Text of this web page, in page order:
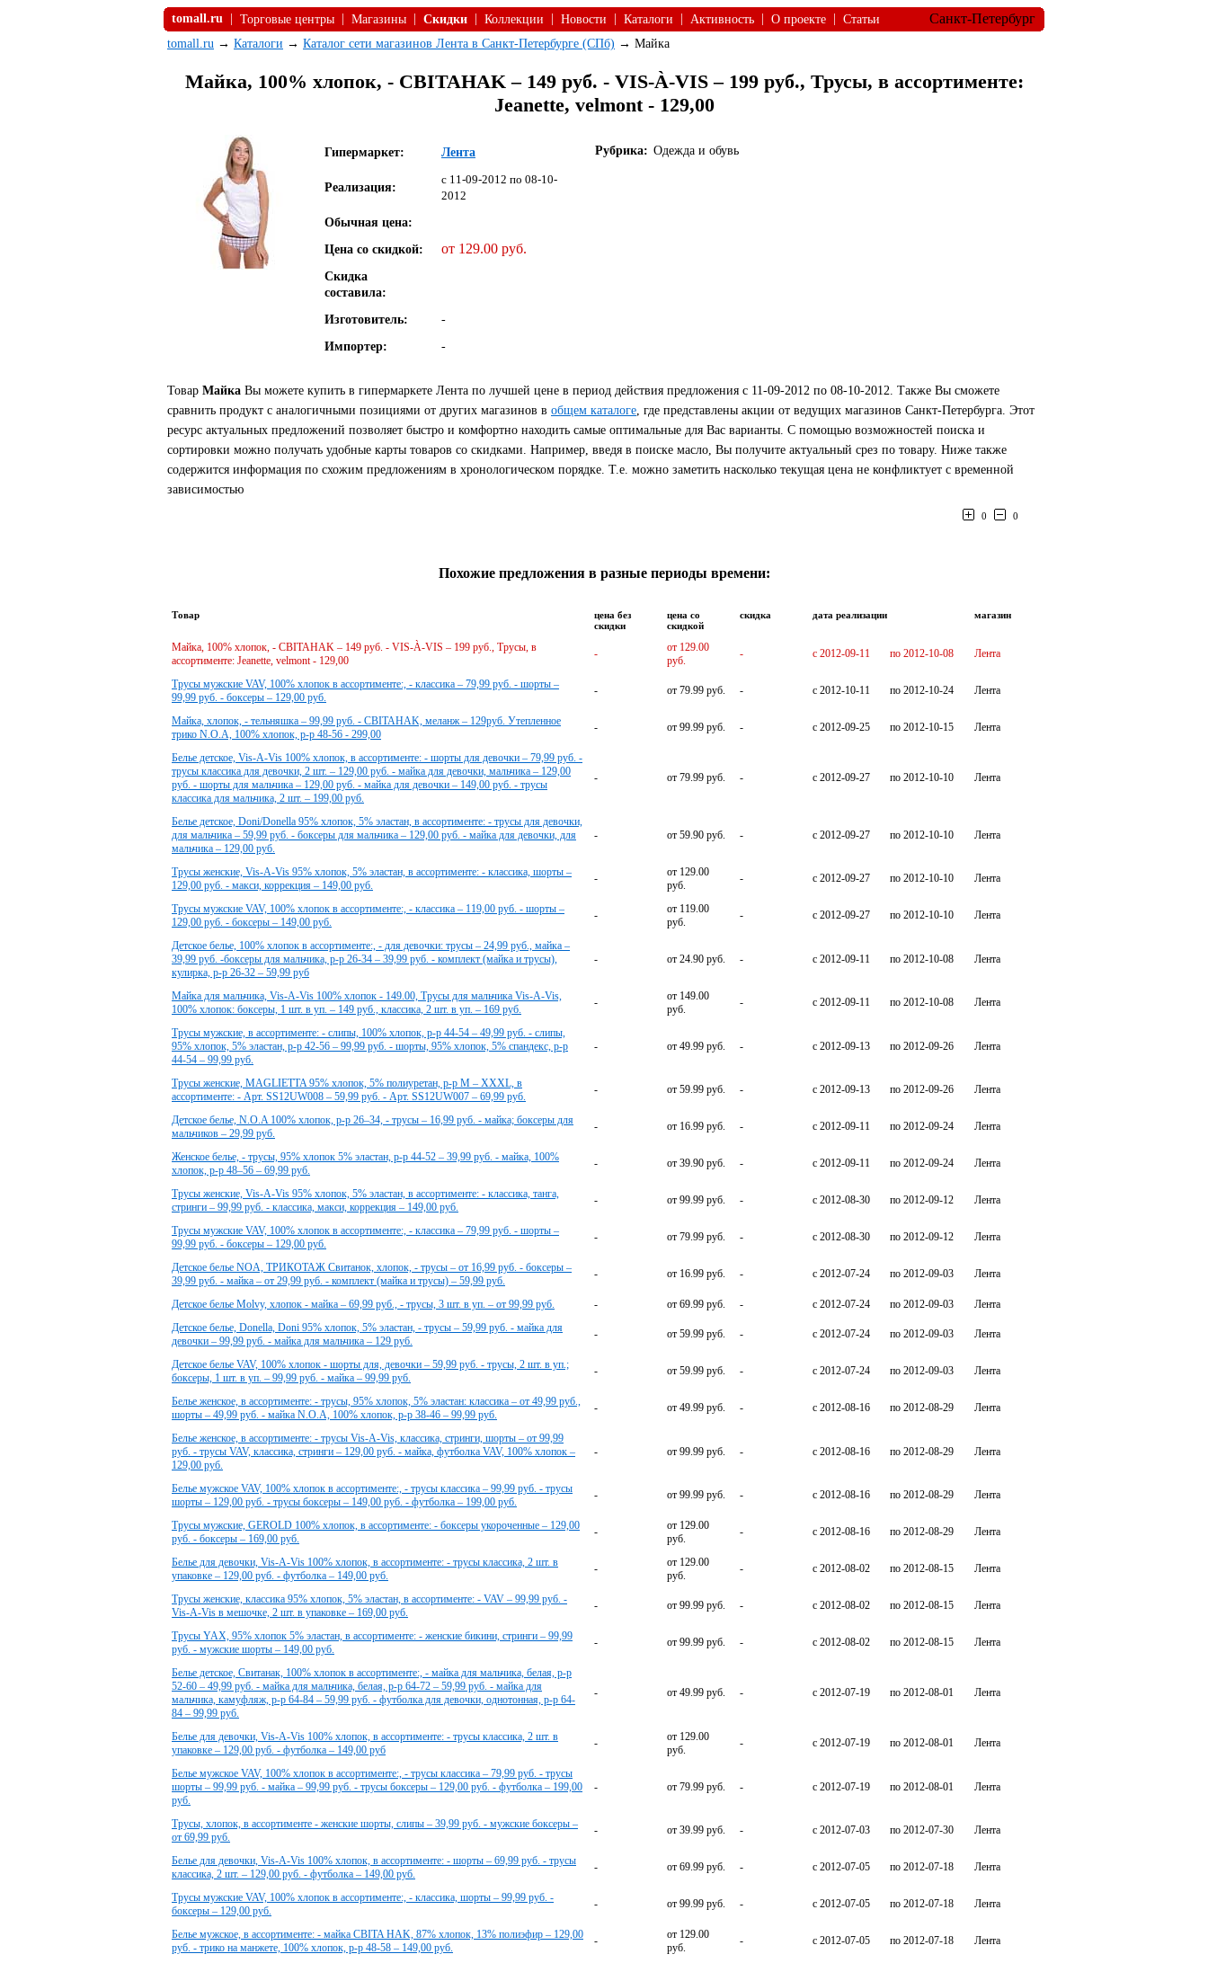
tomall.ru Торговые центры Магазины Скидки Коллекции Новости Каталоги Активность О проекте Статьи Санкт-Петербург
tomall.ru → Каталоги → Каталог сети магазинов Лента в Санкт-Петербурге (СПб) → Майка
Майка, 100% хлопок, - CBITAHAK – 149 руб. - VIS-À-VIS – 199 руб., Трусы, в ассортименте:
Jeanette, velmont - 129,00
Гипермаркет: Лента
Реализация:
c 11-09-2012 по 08-10-
2012
Обычная цена:
Цена со скидкой:
от 129.00 руб.
Скидка
составила:
Изготовитель:
-
Импортер:
-
Рубрика: Одежда и обувь
Товар Майка Вы можете купить в гипермаркете Лента по лучшей цене в период действия предложения с 11-09-2012 по 08-10-2012. Также Вы сможете
сравнить продукт с аналогичными позициями от других магазинов в общем каталоге, где представлены акции от ведущих магазинов Санкт-Петербурга. Этот
ресурс актуальных предложений позволяет быстро и комфортно находить самые оптимальные для Вас варианты. С помощью возможностей поиска и
сортировки можно получать удобные карты товаров со скидками. Например, введя в поиске масло, Вы получите актуальный срез по товару. Ниже также
содержится информация по схожим предложениям в хронологическом порядке. Т.е. можно заметить насколько текущая цена не конфликтует с временной
зависимостью
0 0
Похожие предложения в разные периоды времени:
Товар
цена без
скидки
цена со
скидкой
скидка дата реализации магазин
Майка, 100% хлопок, - CBITAHAK – 149 руб. - VIS-À-VIS – 199 руб., Трусы, в
ассортименте: Jeanette, velmont - 129,00
-
от 129.00
руб.
- c 2012-09-11 по 2012-10-08 Лента
Трусы мужские VAV, 100% хлопок в ассортименте:, - классика – 79,99 руб. - шорты –
99,99 руб. - боксеры – 129,00 руб.
- от 79.99 руб. - c 2012-10-11 по 2012-10-24 Лента
Майка, хлопок, - тельняшка – 99,99 руб. - CBITAHAK, меланж – 129руб. Утепленное
трико N.O.A, 100% хлопок, р-р 48-56 - 299,00
- от 99.99 руб. - c 2012-09-25 по 2012-10-15 Лента
Белье детское, Vis-A-Vis 100% хлопок, в ассортименте: - шорты для девочки – 79,99 руб. -
трусы классика для девочки, 2 шт. – 129,00 руб. - майка для девочки, мальчика – 129,00
руб. - шорты для мальчика – 129,00 руб. - майка для девочки – 149,00 руб. - трусы
классика для мальчика, 2 шт. – 199,00 руб.
- от 79.99 руб. - c 2012-09-27 по 2012-10-10 Лента
Белье детское, Doni/Donella 95% хлопок, 5% эластан, в ассортименте: - трусы для девочки,
для мальчика – 59,99 руб. - боксеры для мальчика – 129,00 руб. - майка для девочки, для
мальчика – 129,00 руб.
- от 59.90 руб. - c 2012-09-27 по 2012-10-10 Лента
Трусы женские, Vis-A-Vis 95% хлопок, 5% эластан, в ассортименте: - классика, шорты –
129,00 руб. - макси, коррекция – 149,00 руб.
-
от 129.00
руб.
- c 2012-09-27 по 2012-10-10 Лента
Трусы мужские VAV, 100% хлопок в ассортименте:, - классика – 119,00 руб. - шорты –
129,00 руб. - боксеры – 149,00 руб.
-
от 119.00
руб.
- c 2012-09-27 по 2012-10-10 Лента
Детское белье, 100% хлопок в ассортименте:, - для девочки: трусы – 24,99 руб., майка –
39,99 руб. -боксеры для мальчика, р-р 26-34 – 39,99 руб. - комплект (майка и трусы),
кулирка, р-р 26-32 – 59,99 руб
- от 24.90 руб. - c 2012-09-11 по 2012-10-08 Лента
Майка для мальчика, Vis-A-Vis 100% хлопок - 149.00, Трусы для мальчика Vis-A-Vis,
100% хлопок: боксеры, 1 шт. в уп. – 149 руб., классика, 2 шт. в уп. – 169 руб.
-
от 149.00
руб.
- c 2012-09-11 по 2012-10-08 Лента
Трусы мужские, в ассортименте: - слипы, 100% хлопок, р-р 44-54 – 49,99 руб. - слипы,
95% хлопок, 5% эластан, р-р 42-56 – 99,99 руб. - шорты, 95% хлопок, 5% спандекс, р-р
44-54 – 99,99 руб.
- от 49.99 руб. - c 2012-09-13 по 2012-09-26 Лента
Трусы женские, MAGLIETTA 95% хлопок, 5% полиуретан, р-р M – XXXL, в
ассортименте: - Арт. SS12UW008 – 59,99 руб. - Арт. SS12UW007 – 69,99 руб.
- от 59.99 руб. - c 2012-09-13 по 2012-09-26 Лента
Детское белье, N.O.A 100% хлопок, р-р 26–34, - трусы – 16,99 руб. - майка; боксеры для
мальчиков – 29,99 руб.
- от 16.99 руб. - c 2012-09-11 по 2012-09-24 Лента
Женское белье, - трусы, 95% хлопок 5% эластан, р-р 44-52 – 39,99 руб. - майка, 100%
хлопок, р-р 48–56 – 69,99 руб.
- от 39.90 руб. - c 2012-09-11 по 2012-09-24 Лента
Трусы женские, Vis-A-Vis 95% хлопок, 5% эластан, в ассортименте: - классика, танга,
стринги – 99,99 руб. - классика, макси, коррекция – 149,00 руб.
- от 99.99 руб. - c 2012-08-30 по 2012-09-12 Лента
Трусы мужские VAV, 100% хлопок в ассортименте:, - классика – 79,99 руб. - шорты –
99,99 руб. - боксеры – 129,00 руб.
- от 79.99 руб. - c 2012-08-30 по 2012-09-12 Лента
Детское белье NOA, ТРИКОТАЖ Свитанок, хлопок, - трусы – от 16,99 руб. - боксеры –
39,99 руб. - майка – от 29,99 руб. - комплект (майка и трусы) – 59,99 руб.
- от 16.99 руб. - c 2012-07-24 по 2012-09-03 Лента
Детское белье Molvy, хлопок - майка – 69,99 руб., - трусы, 3 шт. в уп. – от 99,99 руб. - от 69.99 руб. - c 2012-07-24 по 2012-09-03
Лента
Детское белье, Donella, Doni 95% хлопок, 5% эластан, - трусы – 59,99 руб. - майка для
девочки – 99,99 руб. - майка для мальчика – 129 руб.
- от 59.99 руб. - c 2012-07-24 по 2012-09-03 Лента
Детское белье VAV, 100% хлопок - шорты для, девочки – 59,99 руб. - трусы, 2 шт. в уп.;
боксеры, 1 шт. в уп. – 99,99 руб. - майка – 99,99 руб.
- от 59.99 руб. - c 2012-07-24 по 2012-09-03 Лента
Белье женское, в ассортименте: - трусы, 95% хлопок, 5% эластан: классика – от 49,99 руб.,
шорты – 49,99 руб. - майка N.O.A, 100% хлопок, р-р 38-46 – 99,99 руб.
- от 49.99 руб. - c 2012-08-16 по 2012-08-29 Лента
Белье женское, в ассортименте: - трусы Vis-A-Vis, классика, стринги, шорты – от 99,99
руб. - трусы VAV, классика, стринги – 129,00 руб. - майка, футболка VAV, 100% хлопок –
129,00 руб.
- от 99.99 руб. - c 2012-08-16 по 2012-08-29 Лента
Белье мужское VAV, 100% хлопок в ассортименте:, - трусы классика – 99,99 руб. - трусы
шорты – 129,00 руб. - трусы боксеры – 149,00 руб. - футболка – 199,00 руб.
- от 99.99 руб. - c 2012-08-16 по 2012-08-29 Лента
Трусы мужские, GEROLD 100% хлопок, в ассортименте: - боксеры укороченные – 129,00
руб. - боксеры – 169,00 руб.
-
от 129.00
руб.
- c 2012-08-16 по 2012-08-29 Лента
Белье для девочки, Vis-A-Vis 100% хлопок, в ассортименте: - трусы классика, 2 шт. в
упаковке – 129,00 руб. - футболка – 149,00 руб.
-
от 129.00
руб.
- c 2012-08-02 по 2012-08-15 Лента
Трусы женские, классика 95% хлопок, 5% эластан, в ассортименте: - VAV – 99,99 руб. -
Vis-A-Vis в мешочке, 2 шт. в упаковке – 169,00 руб.
- от 99.99 руб. - c 2012-08-02 по 2012-08-15 Лента
Трусы YAX, 95% хлопок 5% эластан, в ассортименте: - женские бикини, стринги – 99,99
руб. - мужские шорты – 149,00 руб.
- от 99.99 руб. - c 2012-08-02 по 2012-08-15 Лента
Белье детское, Свитанак, 100% хлопок в ассортименте:, - майка для мальчика, белая, р-р
52-60 – 49,99 руб. - майка для мальчика, белая, р-р 64-72 – 59,99 руб. - майка для
мальчика, камуфляж, р-р 64-84 – 59,99 руб. - футболка для девочки, однотонная, р-р 64-
84 – 99,99 руб.
- от 49.99 руб. - c 2012-07-19 по 2012-08-01 Лента
Белье для девочки, Vis-A-Vis 100% хлопок, в ассортименте: - трусы классика, 2 шт. в
упаковке – 129,00 руб. - футболка – 149,00 руб
-
от 129.00
руб.
- c 2012-07-19 по 2012-08-01 Лента
Белье мужское VAV, 100% хлопок в ассортименте:, - трусы классика – 79,99 руб. - трусы
шорты – 99,99 руб. - майка – 99,99 руб. - трусы боксеры – 129,00 руб. - футболка – 199,00
руб.
- от 79.99 руб. - c 2012-07-19 по 2012-08-01 Лента
Трусы, хлопок, в ассортименте - женские шорты, слипы – 39,99 руб. - мужские боксеры –
от 69,99 руб.
- от 39.99 руб. - c 2012-07-03 по 2012-07-30 Лента
Белье для девочки, Vis-A-Vis 100% хлопок, в ассортименте: - шорты – 69,99 руб. - трусы
классика, 2 шт. – 129,00 руб. - футболка – 149,00 руб.
- от 69.99 руб. - c 2012-07-05 по 2012-07-18 Лента
Трусы мужские VAV, 100% хлопок в ассортименте:, - классика, шорты – 99,99 руб. -
боксеры – 129,00 руб.
- от 99.99 руб. - c 2012-07-05 по 2012-07-18 Лента
Белье мужское, в ассортименте: - майка CBITA HAK, 87% хлопок, 13% полиэфир – 129,00
руб. - трико на манжете, 100% хлопок, р-р 48-58 – 149,00 руб.
-
от 129.00
руб.
- c 2012-07-05 по 2012-07-18 Лента